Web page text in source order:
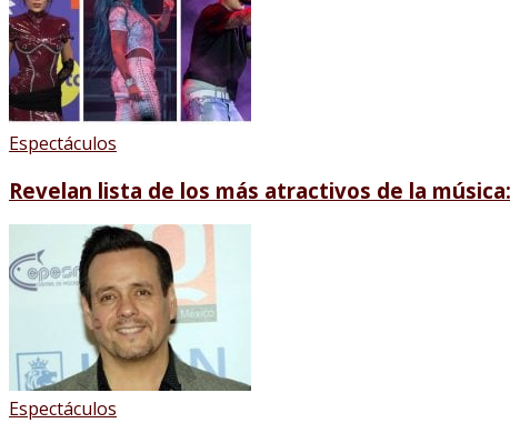
Espectáculos
Revelan lista de los más atractivos de la
Espectáculos